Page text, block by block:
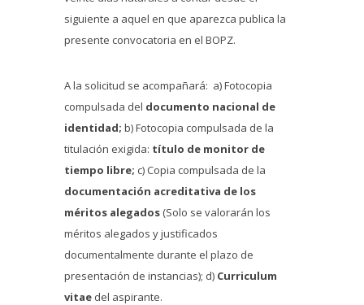
siguiente a aquel en que aparezca publica la
presente convocatoria en el BOPZ.
A la solicitud se acompañará: a) Fotocopia
compulsada del documento nacional de
identidad; b) Fotocopia compulsada de la
titulación exigida: título de monitor de
tiempo libre; c) Copia compulsada de la
documentación acreditativa de los
méritos alegados (Solo se valorarán los
méritos alegados y justificados
documentalmente durante el plazo de
presentación de instancias); d) Curriculum
vitae del aspirante.